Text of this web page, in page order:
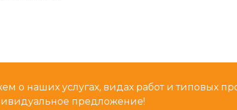
о наших услугах, видах работ и типовых
предложение!